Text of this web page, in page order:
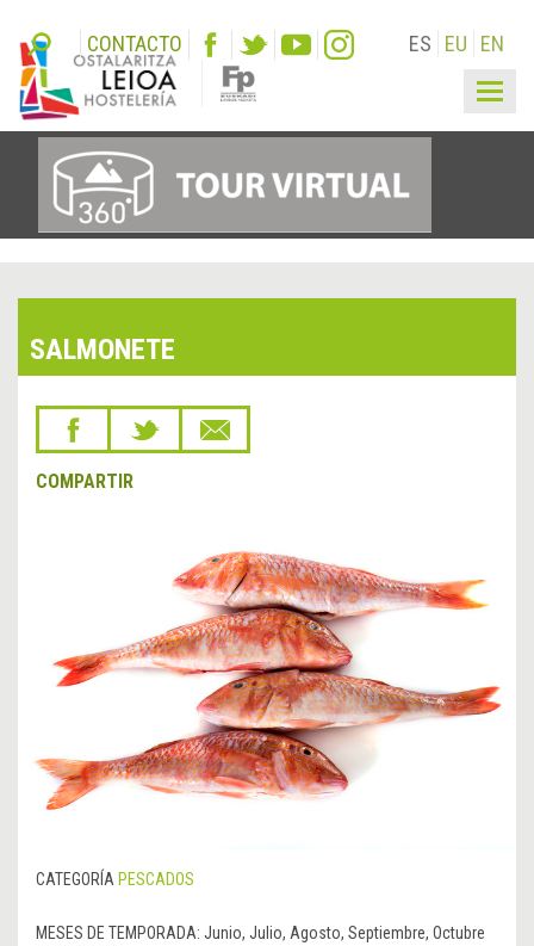
CONTACTO ES EU EN
SALMONETE
COMPARTIR
CATEGORÍA PESCADOS
MESES DE TEMPORADA: Junio, Julio, Agosto, Septiembre, Octubre